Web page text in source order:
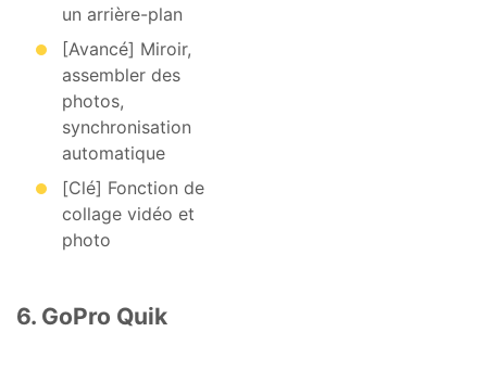
un arrière-plan
[Avancé] Miroir,
assembler des
photos,
synchronisation
automatique
[Clé] Fonction de
collage vidéo et
photo
6. GoPro Quik